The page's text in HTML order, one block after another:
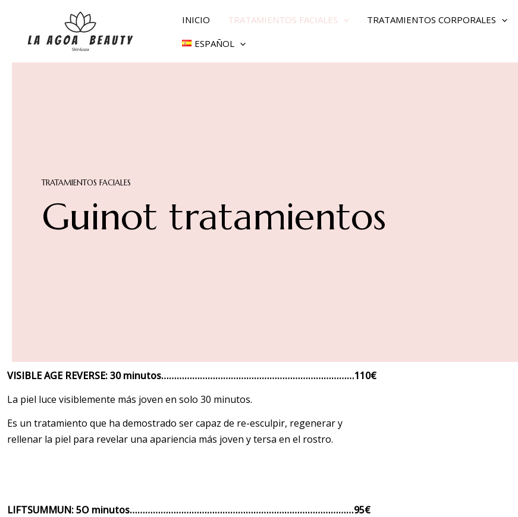
contenido
INICIO TRATAMIENTOS FACIALES TRATAMIENTOS CORPORALES
ESPAÑOL
TRATAMIENTOS FACIALES
Guinot tratamientos
VISIBLE AGE REVERSE: 30 minutos…………………………………………………………………110€
La piel luce visiblemente más joven en solo 30 minutos.
Es un tratamiento que ha demostrado ser capaz de re-esculpir, regenerar y
rellenar la piel para revelar una apariencia más joven y tersa en el rostro.
LIFTSUMMUN: 5O minutos……………………………………………………………………………95€